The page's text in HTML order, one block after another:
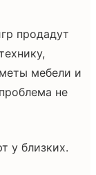
продадут
мебели и
не
у близких.